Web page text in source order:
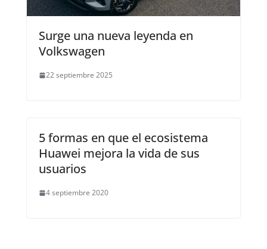
Surge una nueva leyenda en
Volkswagen
22 septiembre 2025
5 formas en que el ecosistema
Huawei mejora la vida de sus
usuarios
4 septiembre 2020